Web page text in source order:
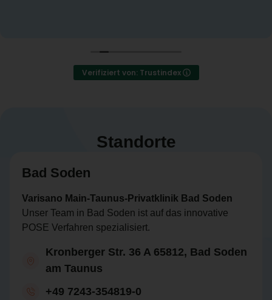
Verifiziert von: Trustindex
Standorte
Bad Soden
Varisano Main-Taunus-Privatklinik Bad Soden
Unser Team in Bad Soden ist auf das innovative
POSE Verfahren spezialisiert.
Kronberger Str. 36 A 65812, Bad Soden
am Taunus
+49 7243-354819-0